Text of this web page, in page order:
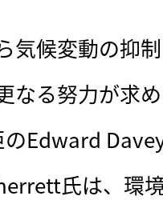
気候変動の抑
なる努力が求
のEdward
氏は、環